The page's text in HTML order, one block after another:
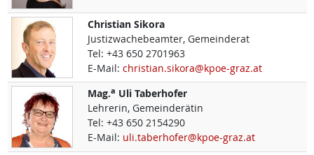
Christian Sikora
Justizwachebeamter, Gemeinderat
Tel: +43 650 2701963
E-Mail: christian.sikora@kpoe-graz.at
Mag.a Uli Taberhofer
Lehrerin, Gemeinderätin
Tel: +43 650 2154290
E-Mail: uli.taberhofer@kpoe-graz.at